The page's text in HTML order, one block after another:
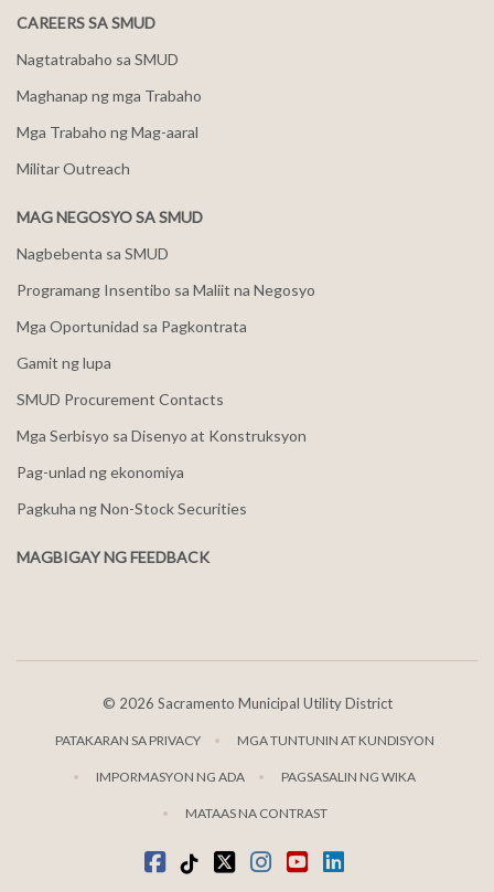
CAREERS SA SMUD
Nagtatrabaho sa SMUD
Maghanap ng mga Trabaho
Mga Trabaho ng Mag-aaral
Militar Outreach
MAG NEGOSYO SA SMUD
Nagbebenta sa SMUD
Programang Insentibo sa Maliit na Negosyo
Mga Oportunidad sa Pagkontrata
Gamit ng lupa
SMUD Procurement Contacts
Mga Serbisyo sa Disenyo at Konstruksyon
Pag-unlad ng ekonomiya
Pagkuha ng Non-Stock Securities
MAGBIGAY NG FEEDBACK
© 2026 Sacramento Municipal Utility District
PATAKARAN SA PRIVACY MGA TUNTUNIN AT KUNDISYON
IMPORMASYON NG ADA PAGSASALIN NG WIKA
MATAAS NA CONTRAST
Facebook
Tiktok
kabaInstagram
youtubeLinkedIn